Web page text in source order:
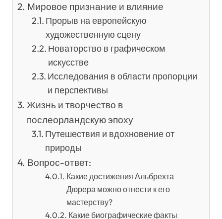
Мировое признание и влияние
Прорыв на европейскую
художественную сцену
Новаторство в графическом
искусстве
Исследования в области пропорции
и перспективы
Жизнь и творчество в
послеорландскую эпоху
Путешествия и вдохновение от
природы
Вопрос-ответ:
Какие достижения Альбрехта
Дюрера можно отнести к его
мастерству?
Какие биографические факты